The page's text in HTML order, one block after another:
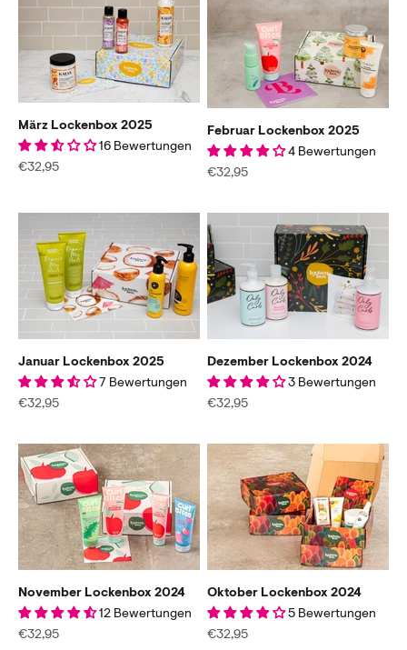
März Lockenbox 2025
16 Bewertungen
Angebot
€32,95
Februar Lockenbox 2025
4 Bewertungen
Angebot
€32,95
Januar Lockenbox 2025
7 Bewertungen
Angebot
€32,95
Dezember Lockenbox 2024
3 Bewertungen
Angebot
€32,95
November Lockenbox 2024
12 Bewertungen
Angebot
€32,95
Oktober Lockenbox 2024
5 Bewertungen
Angebot
€32,95